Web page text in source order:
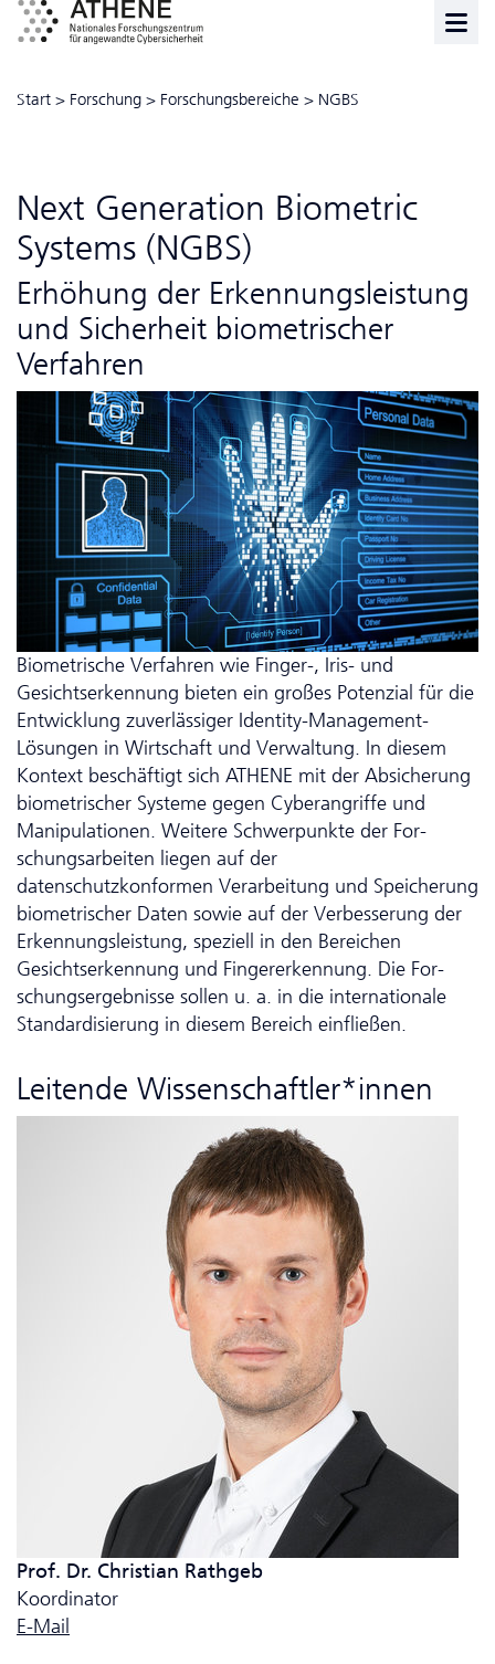
Start > Forschung > Forschungsbereiche > NGBS
Next Generation Biometric
Systems (NGBS)
Erhöhung der Erkennungsleistung
und Sicherheit biometrischer
Verfahren
Biometrische Verfahren wie Finger-, Iris- und
Gesichtserkennung bieten ein großes Potenzial für die
Entwicklung zuverlässiger Identity-Management-
Lösungen in Wirtschaft und Verwaltung. In diesem
Kontext beschäftigt sich ATHENE mit der Absicherung
biometrischer Systeme gegen Cyberangriffe und
Manipulationen. Weitere Schwerpunkte der For­
schungs­arbeiten liegen auf der
datenschutzkonformen Verarbeitung und Speicherung
biometrischer Daten sowie auf der Verbesserung der
Erkennungsleistung, speziell in den Bereichen
Gesichtserkennung und Fingererkennung. Die For­
schungs­er­geb­nisse sollen u. a. in die inter­nationale
Standardisierung in diesem Bereich einfließen.
Leitende Wissenschaftler*innen
Prof. Dr. Christian Rathgeb
Koordinator
E-Mail